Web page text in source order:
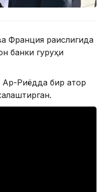
Франция раислигида
банки гуруҳи
Риёдда бир қатор